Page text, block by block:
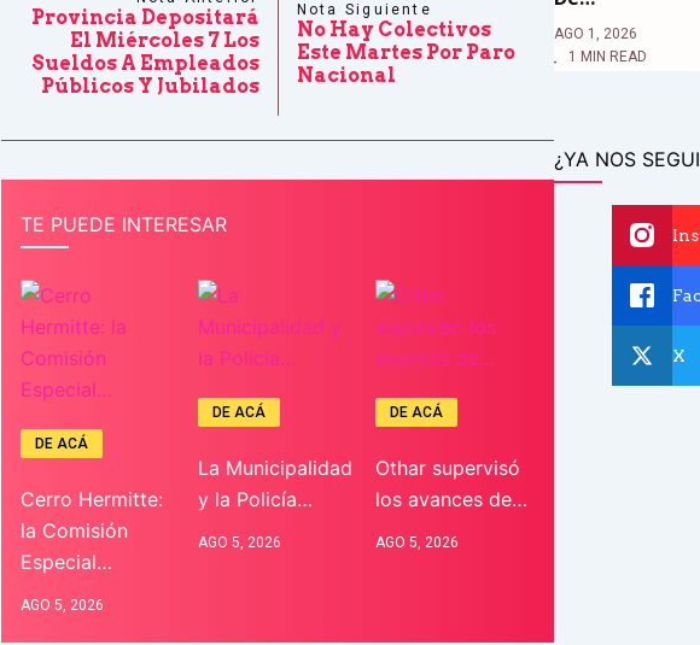
Provincia Depositará
El Miércoles 7 Los
Sueldos A Empleados
Públicos Y Jubilados
Nota Siguiente
No Hay Colectivos
Este Martes Por Paro
Nacional
TE PUEDE INTERESAR
DE ACÁ
Cerro Hermitte:
la Comisión
Especial…
AGO 5, 2026
DE ACÁ
La Municipalidad
y la Policía…
AGO 5, 2026
DE ACÁ
Othar supervisó
los avances de…
AGO 5, 2026
AGO 1, 2026
1 MIN READ
¿YA NOS
X